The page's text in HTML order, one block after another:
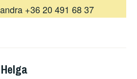
+36 20 491 68 37